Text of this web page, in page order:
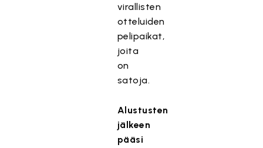
virallisten
otteluiden
pelipaikat,
joita
on
satoja.
Alustusten
jälkeen
pääsi